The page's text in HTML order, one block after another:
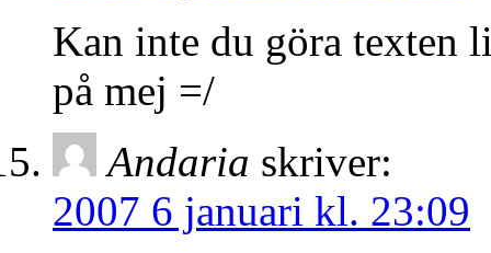
Kan inte du göra texten
på mej =/
Andaria skriver:
2007 6 januari kl. 23:09